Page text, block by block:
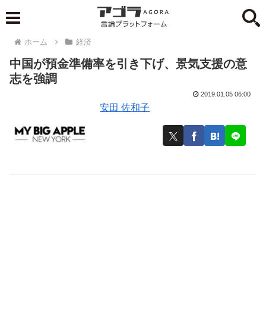
ホーム 経済
中国が預金準備率を引き下げ、景気支援の意
志を強調
安田 佐和子
2019.01.05 06:00